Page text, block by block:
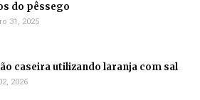
do pêssego
31, 2025
caseira utilizando laranja com sal
2026